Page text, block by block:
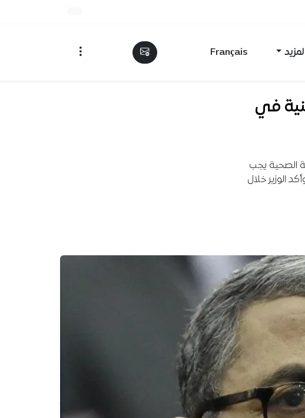
Français
في
الصحية يجب
الوزير خلال